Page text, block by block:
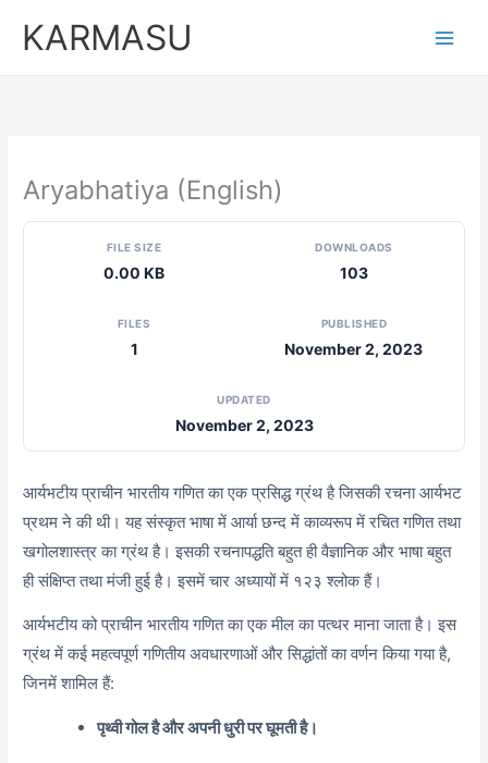
KARMASU
Aryabhatiya (English)
FILE SIZE
0.00 KB
DOWNLOADS
103
FILES
1
PUBLISHED
November 2, 2023
UPDATED
November 2, 2023
आर्यभटीय प्राचीन भारतीय गणित का एक प्रसिद्ध ग्रंथ है जिसकी रचना आर्यभट
प्रथम ने की थी। यह संस्कृत भाषा में आर्या छन्द में काव्यरूप में रचित गणित तथा
खगोलशास्त्र का ग्रंथ है। इसकी रचनापद्धति बहुत ही वैज्ञानिक और भाषा बहुत
ही संक्षिप्त तथा मंजी हुई है। इसमें चार अध्यायों में १२३ श्लोक हैं।
आर्यभटीय को प्राचीन भारतीय गणित का एक मील का पत्थर माना जाता है। इस
ग्रंथ में कई महत्वपूर्ण गणितीय अवधारणाओं और सिद्धांतों का वर्णन किया गया है,
जिनमें शामिल हैं:
पृथ्वी गोल है और अपनी धुरी पर घूमती है।